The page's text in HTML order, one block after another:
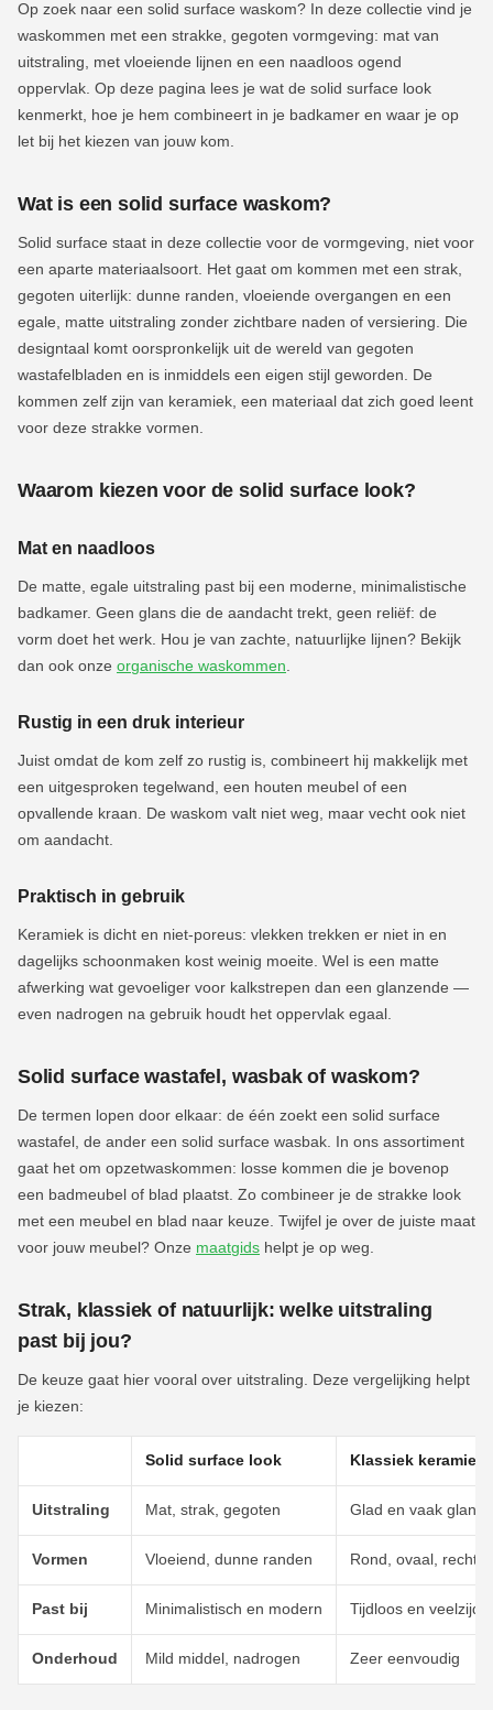
Op zoek naar een solid surface waskom? In deze collectie vind je
waskommen met een strakke, gegoten vormgeving: mat van
uitstraling, met vloeiende lijnen en een naadloos ogend
oppervlak. Op deze pagina lees je wat de solid surface look
kenmerkt, hoe je hem combineert in je badkamer en waar je op
let bij het kiezen van jouw kom.
Wat is een solid surface waskom?
Solid surface staat in deze collectie voor de vormgeving, niet voor
een aparte materiaalsoort. Het gaat om kommen met een strak,
gegoten uiterlijk: dunne randen, vloeiende overgangen en een
egale, matte uitstraling zonder zichtbare naden of versiering. Die
designtaal komt oorspronkelijk uit de wereld van gegoten
wastafelbladen en is inmiddels een eigen stijl geworden. De
kommen zelf zijn van keramiek, een materiaal dat zich goed leent
voor deze strakke vormen.
Waarom kiezen voor de solid surface look?
Mat en naadloos
De matte, egale uitstraling past bij een moderne, minimalistische
badkamer. Geen glans die de aandacht trekt, geen reliëf: de
vorm doet het werk. Hou je van zachte, natuurlijke lijnen? Bekijk
dan ook onze organische waskommen.
Rustig in een druk interieur
Juist omdat de kom zelf zo rustig is, combineert hij makkelijk met
een uitgesproken tegelwand, een houten meubel of een
opvallende kraan. De waskom valt niet weg, maar vecht ook niet
om aandacht.
Praktisch in gebruik
Keramiek is dicht en niet-poreus: vlekken trekken er niet in en
dagelijks schoonmaken kost weinig moeite. Wel is een matte
afwerking wat gevoeliger voor kalkstrepen dan een glanzende —
even nadrogen na gebruik houdt het oppervlak egaal.
Solid surface wastafel, wasbak of waskom?
De termen lopen door elkaar: de één zoekt een solid surface
wastafel, de ander een solid surface wasbak. In ons assortiment
gaat het om opzetwaskommen: losse kommen die je bovenop
een badmeubel of blad plaatst. Zo combineer je de strakke look
met een meubel en blad naar keuze. Twijfel je over de juiste maat
voor jouw meubel? Onze maatgids helpt je op weg.
Strak, klassiek of natuurlijk: welke uitstraling
past bij jou?
De keuze gaat hier vooral over uitstraling. Deze vergelijking helpt
je kiezen:
Solid surface look Klassiek keramiek
Uitstraling Mat, strak, gegoten Glad en vaak
Vormen Vloeiend, dunne randen Rond, ovaal,
Past bij Minimalistisch en modern Tijdloos en veelzijdig
Onderhoud Mild middel, nadrogen Zeer eenvoudig